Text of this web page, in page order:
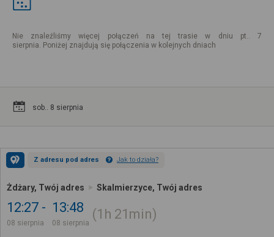
Nie znaleźliśmy więcej połączeń na tej trasie w dniu pt.. 7
sierpnia. Poniżej znajdują się połączenia w kolejnych dniach
sob.. 8 sierpnia
Z adresu pod adres Jak to działa?
Żdżary, Twój adres Skalmierzyce, Twój adres
12:27
08 sierpnia
13:48
08 sierpnia
1h 21min